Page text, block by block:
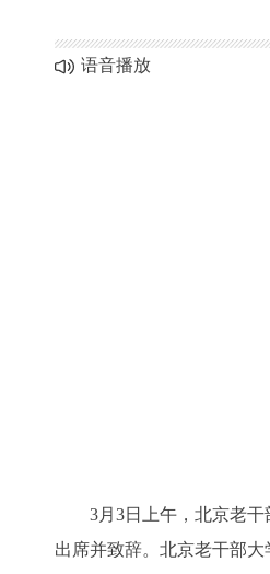
语音播放
3月3日上午，北京老干部
出席并致辞。北京老干部